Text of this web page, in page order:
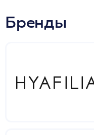
Бренды